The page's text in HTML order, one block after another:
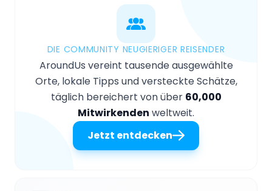
DIE COMMUNITY NEUGIERIGER REISENDER
AroundUs vereint tausende ausgewählte
Orte, lokale Tipps und versteckte Schätze,
täglich bereichert von über 60,000
Mitwirkenden weltweit.
Jetzt entdecken